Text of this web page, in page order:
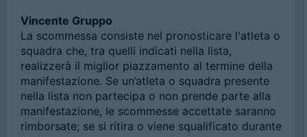
Vincente Gruppo
La scommessa consiste nel pronosticare l'atleta o
squadra che, tra quelli indicati nella lista,
realizzerà il miglior piazzamento al termine della
manifestazione. Se un’atleta o squadra presente
nella lista non partecipa o non prende parte alla
manifestazione, le scommesse accettate saranno
rimborsate; se si ritira o viene squalificato durante